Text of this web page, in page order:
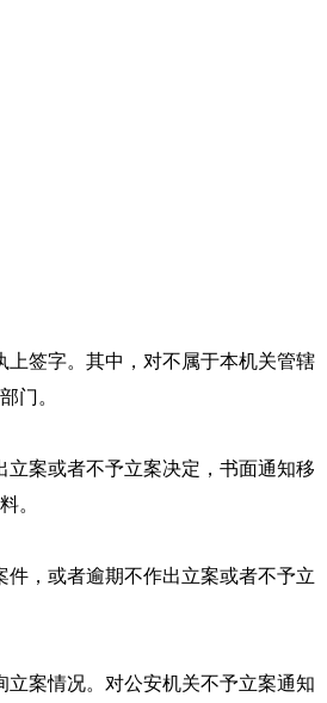
签字。其中，对不属于本机关管辖
门。
案或者不予立案决定，书面通知移
。
，或者逾期不作出立案或者不予立
案情况。对公安机关不予立案通知